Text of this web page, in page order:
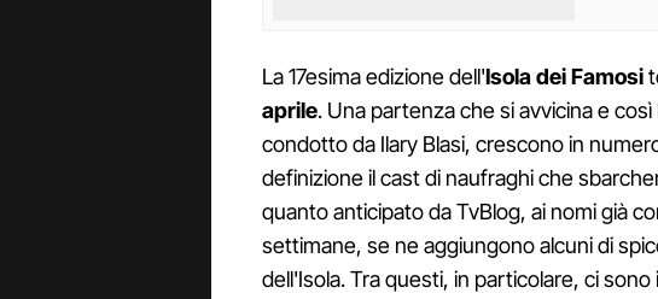
La 17esima edizione dell'Isola dei Famosi
aprile. Una partenza che si avvicina e
condotto da Ilary Blasi, crescono in
definizione il cast di naufraghi che
quanto anticipato da TvBlog, ai nomi già
settimane, se ne aggiungono alcuni di
dell'Isola. Tra questi, in particolare, ci